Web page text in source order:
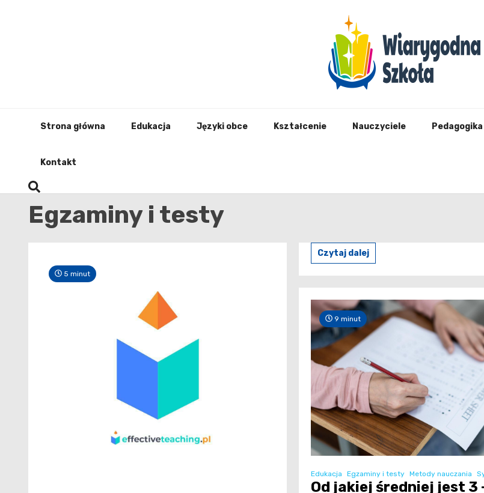
Strona główna Edukacja Języki obce Kształcenie Nauczyciele Pedagogika
Kontakt
Egzaminy i testy
5 minut
Czytaj dalej
9 minut
Edukacja Egzaminy i testy Metody nauczania
Od jakiej średniej jest 3